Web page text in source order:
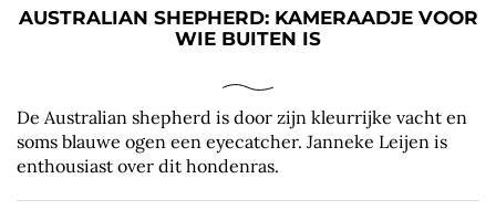
AUSTRALIAN SHEPHERD: KAMERAADJE VOOR
WIE BUITEN IS
De Australian shepherd is door zijn kleurrijke vacht en
soms blauwe ogen een eyecatcher. Janneke Leijen is
enthousiast over dit hondenras.